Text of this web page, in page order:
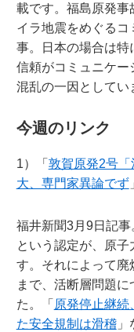
載です。福島原発事
イラ地震をめぐる
事。日本の場合は特
信頼がコミュニケー
混乱の一因としてい
今週のリンク
1）「 敦賀原発2号
大、専門家異論でず
福井新聞3月9日記
という認定が、原
す。それによって
まで、活断層問題
た。「 原発停止継続
た安全規制は滑稽」